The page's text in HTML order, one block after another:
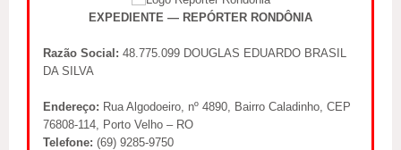
EXPEDIENTE — REPÓRTER RONDÔNIA
Razão Social: 48.775.099 DOUGLAS EDUARDO BRASIL
DA SILVA
Endereço: Rua Algodoeiro, nº 4890, Bairro Caladinho, CEP
76808-114, Porto Velho – RO
Telefone: (69) 9285-9750